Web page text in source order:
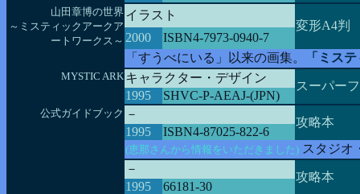
山田章博の世界
～ミスティックアークア
ートワークス～
イラスト
変形A4判
2000
ISBN4-7973-0940-7
「すうべにいる」以来の画集。
「ミス
MYSTIC ARK キャラクター・デザイン
スーパー
1995 SHVC-P-AEAJ-(JPN)
公式ガイドブック －
攻略本
1995 ISBN4-87025-822-6
(恵那さんから情報をいただきました) スタジオ
－
攻略本
1995
66181-30